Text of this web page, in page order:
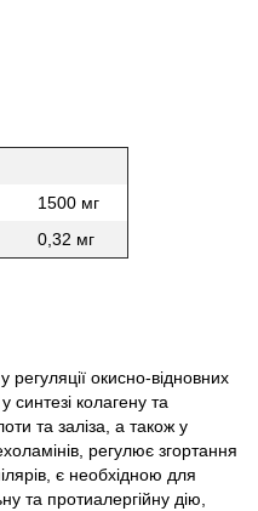
1500 мг
0,32 мг
регуляції окисно-відновних
синтезі колагену та
та заліза, а також у
регулює згортання
є необхідною для
та протиалергійну дію,